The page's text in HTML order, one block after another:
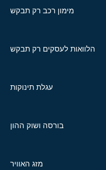
מימון רכב רק תבקש
הלוואות לעסקים רק תבקש
עגלת תינוקות
בורסה ושוק ההון
מזג האוויר